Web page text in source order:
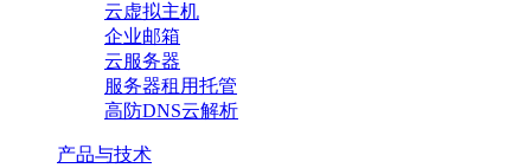
云虚拟主机
企业邮箱
云服务器
服务器租用托管
高防DNS云解析
产品与技术